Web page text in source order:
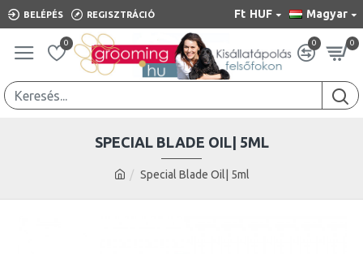
BELÉPÉS REGISZTRÁCIÓ Ft HUF Magyar
0 0 0
Special Blade Oil| 5ml
SPECIAL BLADE OIL| 5ML